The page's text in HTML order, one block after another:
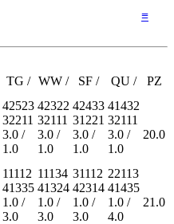
≡
TG / WW / SF / QU / PZ
42523
32211
3.0 /
1.0
42322
32111
3.0 /
1.0
42433
31221
3.0 /
1.0
41432
32111
3.0 /
1.0
20.0
11112
41335
1.0 /
3.0
11134
41324
1.0 /
3.0
31112
42314
1.0 /
3.0
22113
41435
1.0 /
4.0
21.0